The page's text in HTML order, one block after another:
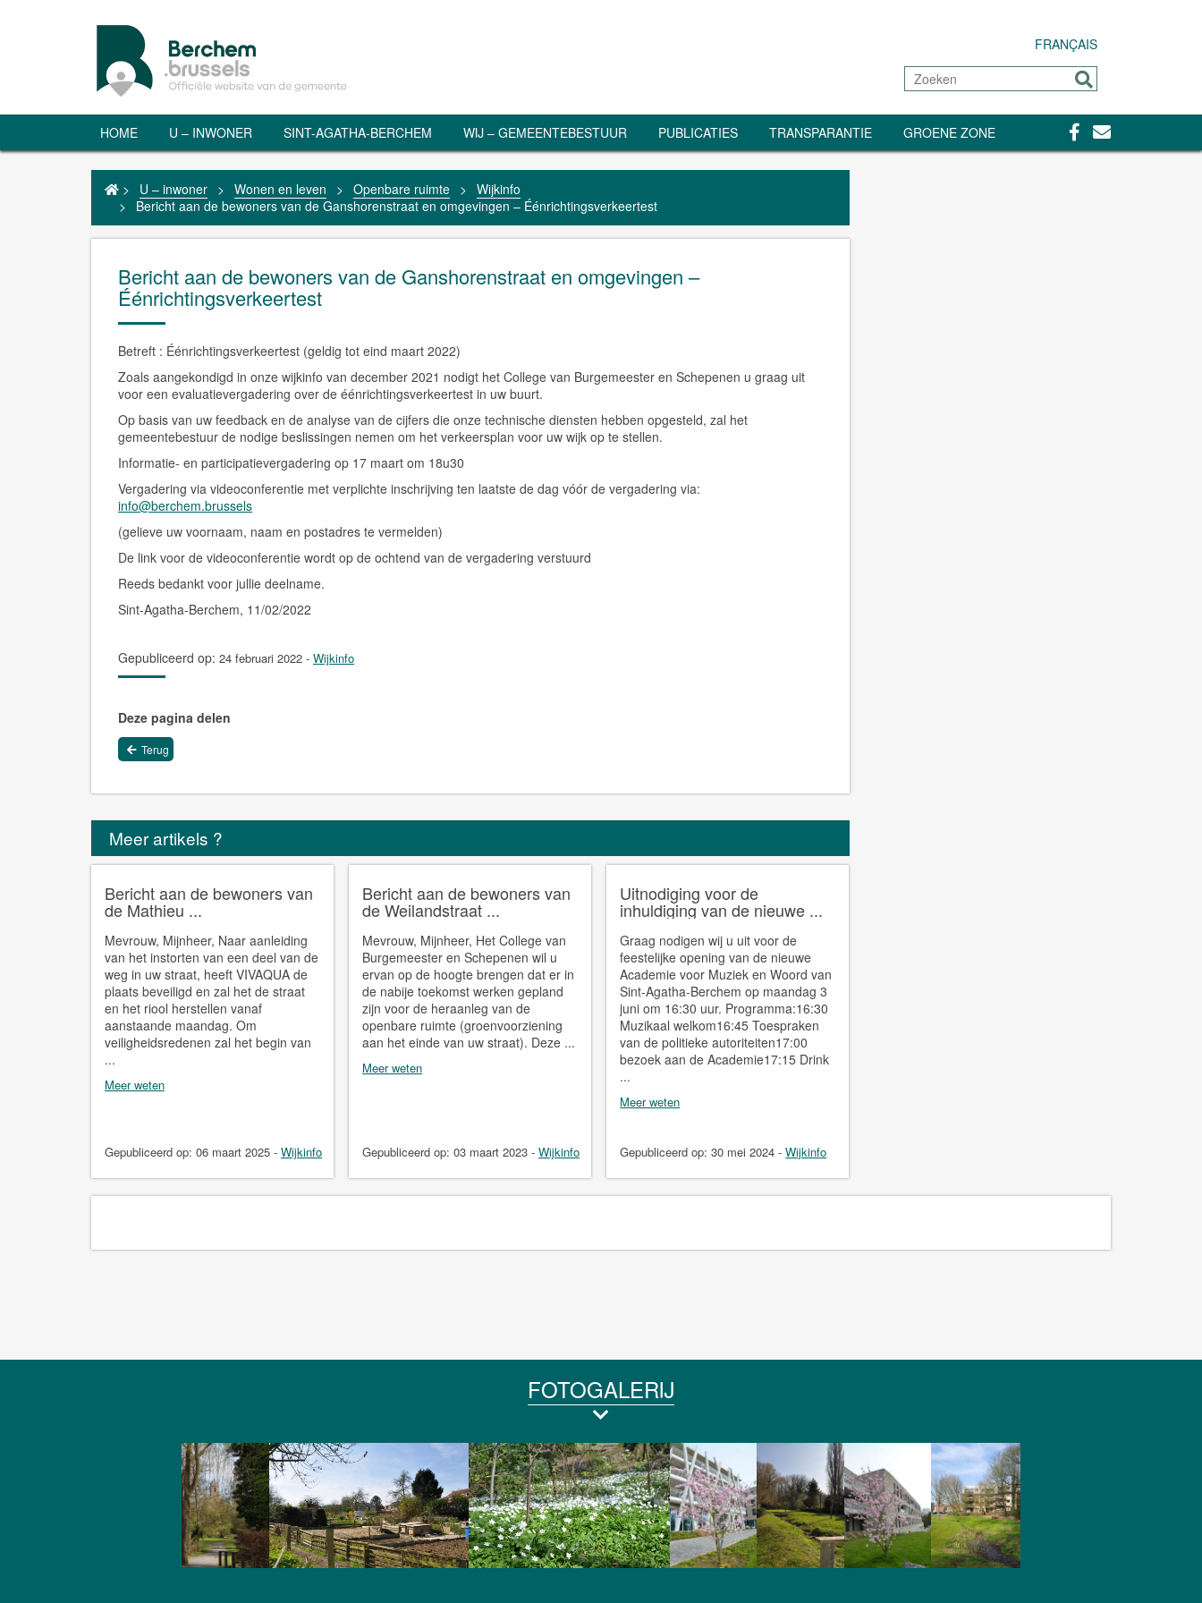
FRANÇAIS
Zoeken
Sturen
HOME U – INWONER SINT-AGATHA-BERCHEM WIJ – GEMEENTEBESTUUR PUBLICATIES TRANSPARANTIE GROENE ZONE Facebook
Contact
> U – inwoner > Wonen en leven > Openbare ruimte > Wijkinfo
>
Bericht aan de bewoners van de Ganshorenstraat en omgevingen – Éénrichtingsverkeertest
Bericht aan de bewoners van de Ganshorenstraat en omgevingen –
Éénrichtingsverkeertest
Betreft : Éénrichtingsverkeertest (geldig tot eind maart 2022)
Zoals aangekondigd in onze wijkinfo van december 2021 nodigt het College van Burgemeester en Schepenen u graag uit
voor een evaluatievergadering over de éénrichtingsverkeertest in uw buurt.
Op basis van uw feedback en de analyse van de cijfers die onze technische diensten hebben opgesteld, zal het
gemeentebestuur de nodige beslissingen nemen om het verkeersplan voor uw wijk op te stellen.
Informatie- en participatievergadering op 17 maart om 18u30
Vergadering via videoconferentie met verplichte inschrijving ten laatste de dag vóór de vergadering via:
info@berchem.brussels
(gelieve uw voornaam, naam en postadres te vermelden)
De link voor de videoconferentie wordt op de ochtend van de vergadering verstuurd
Reeds bedankt voor jullie deelname.
Sint-Agatha-Berchem, 11/02/2022
Gepubliceerd op: 24 februari 2022 - Wijkinfo
Deze pagina delen
Terug
Meer artikels ?
Bericht aan de bewoners van
de Mathieu ...
Mevrouw, Mijnheer, Naar aanleiding
van het instorten van een deel van de
weg in uw straat, heeft VIVAQUA de
plaats beveiligd en zal het de straat
en het riool herstellen vanaf
aanstaande maandag. Om
veiligheidsredenen zal het begin van
...
Meer weten
Gepubliceerd op: 06 maart 2025 - Wijkinfo
Bericht aan de bewoners van
de Weilandstraat ...
Mevrouw, Mijnheer, Het College van
Burgemeester en Schepenen wil u
ervan op de hoogte brengen dat er in
de nabije toekomst werken gepland
zijn voor de heraanleg van de
openbare ruimte (groenvoorziening
aan het einde van uw straat). Deze ...
Meer weten
Gepubliceerd op:03 maart 2023 -Wijkinfo
Uitnodiging voor de
inhuldiging van de nieuwe ...
Graag nodigen wij u uit voor de
feestelijke opening van de nieuwe
Academie voor Muziek en Woord van
Sint-Agatha-Berchem op maandag 3
juni om 16:30 uur. Programma:16:30
Muzikaal welkom16:45 Toespraken
van de politieke autoriteiten17:00
bezoek aan de Academie17:15 Drink
...
Meer weten
Gepubliceerd op:30 mei 2024 -Wijkinfo
FOTOGALERIJ